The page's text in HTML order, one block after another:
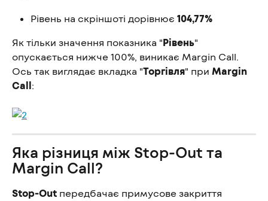
Рівень на скріншоті дорівнює 104,77%
Як тільки значення показника "Рівень"
опускається нижче 100%, виникає Margin Call.
Ось так виглядає вкладка "Торгівля" при Margin
Call :
Яка різниця між Stop-Out та
Margin Call?
Stop-Out передбачає примусове закриття